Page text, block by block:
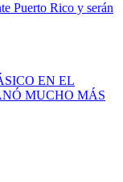
Puerto Rico y serán
EN EL
MUCHO MÁS